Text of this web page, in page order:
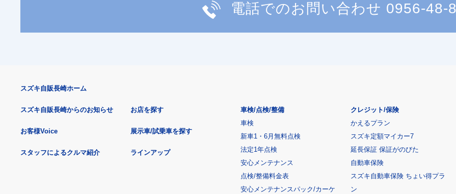
電話でのお問い合わせ 0956-48-
スズキ自販長崎ホーム
スズキ自販長崎からのお知らせ
お客様Voice
スタッフによるクルマ紹介
お店を探す
展示車/試乗車を探す
ラインアップ
車検/点検/整備
車検
新車1・6月無料点検
法定1年点検
安心メンテナンス
点検/整備料金表
安心メンテナンスパック/カーケ
クレジット/保険
かえるプラン
スズキ定額マイカー7
延長保証 保証がのびた
自動車保険
スズキ自動車保険 ちょい得プラ
ン